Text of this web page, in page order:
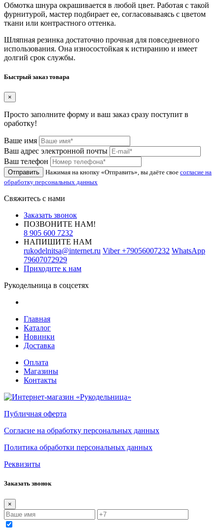
Обмотка шнура окрашивается в любой цвет. Работая с такой
фурнитурой, мастер подбирает ее, согласовываясь с цветом
ткани или контрастного оттенка.
Шляпная резинка достаточно прочная для повседневного
использования. Она износостойкая к истиранию и имеет
долгий срок службы.
Быстрый заказ товара
×
Просто заполните форму и ваш заказ сразу поступит в
оработку!
Ваше имя
Ваш адрес электронной почты
Ваш телефон
Отправить Нажимая на кнопку «Отправить», вы даёте свое согласие на
обработку персональных данных
Свяжитесь с нами
Заказать звонок
ПОЗВОНИТЕ НАМ!
8 905 600 7232
НАПИШИТЕ НАМ
rukodelnitsa@internet.ru Viber+79056007232 WhatsApp
79607072929
Приходите к нам
Рукодельница в соцсетях
Главная
Каталог
Новинки
Доставка
Оплата
Магазины
Контакты
Публичная оферта
Согласие на обработку персональных данных
Политика обработки персональных данных
Реквизиты
Заказать звонок
×